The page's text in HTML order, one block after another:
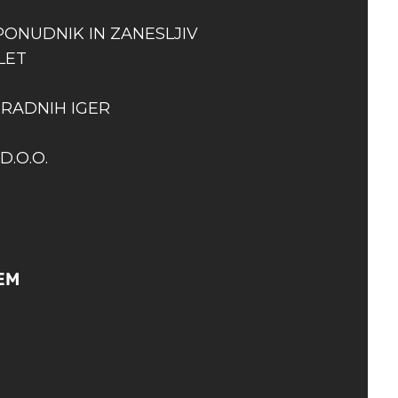
IN ZANESLJIV
IGER